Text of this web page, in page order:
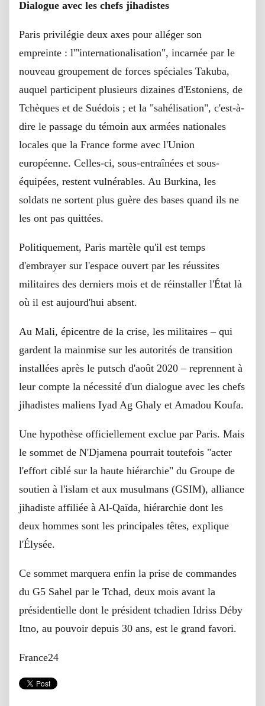
Dialogue avec les chefs jihadistes
Paris privilégie deux axes pour alléger son
empreinte : l'"internationalisation", incarnée par le
nouveau groupement de forces spéciales Takuba,
auquel participent plusieurs dizaines d'Estoniens, de
Tchèques et de Suédois ; et la "sahélisation", c'est-à-
dire le passage du témoin aux armées nationales
locales que la France forme avec l'Union
européenne. Celles-ci, sous-entraînées et sous-
équipées, restent vulnérables. Au Burkina, les
soldats ne sortent plus guère des bases quand ils ne
les ont pas quittées.
Politiquement, Paris martèle qu'il est temps
d'embrayer sur l'espace ouvert par les réussites
militaires des derniers mois et de réinstaller l'État là
où il est aujourd'hui absent.
Au Mali, épicentre de la crise, les militaires – qui
gardent la mainmise sur les autorités de transition
installées après le putsch d'août 2020 – reprennent à
leur compte la nécessité d'un dialogue avec les chefs
jihadistes maliens Iyad Ag Ghaly et Amadou Koufa.
Une hypothèse officiellement exclue par Paris. Mais
le sommet de N'Djamena pourrait toutefois "acter
l'effort ciblé sur la haute hiérarchie" du Groupe de
soutien à l'islam et aux musulmans (GSIM), alliance
jihadiste affiliée à Al-Qaïda, hiérarchie dont les
deux hommes sont les principales têtes, explique
l'Élysée.
Ce sommet marquera enfin la prise de commandes
du G5 Sahel par le Tchad, deux mois avant la
présidentielle dont le président tchadien Idriss Déby
Itno, au pouvoir depuis 30 ans, est le grand favori.
France24